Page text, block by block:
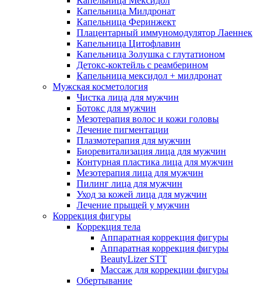
Капельница Милдронат
Капельница Феринжект
Плацентарный иммуномодулятор Лаеннек
Капельница Цитофлавин
Капельница Золушка с глутатионом
Детокс-коктейль с реамберином
Капельница мексидол + милдронат
Мужская косметология
Чистка лица для мужчин
Ботокс для мужчин
Мезотерапия волос и кожи головы
Лечение пигментации
Плазмотерапия для мужчин
Биоревитализация лица для мужчин
Контурная пластика лица для мужчин
Мезотерапия лица для мужчин
Пилинг лица для мужчин
Уход за кожей лица для мужчин
Лечение прыщей у мужчин
Коррекция фигуры
Коррекция тела
Аппаратная коррекция фигуры
Аппаратная коррекция фигуры
BeautyLizer STT
Массаж для коррекции фигуры
Обертывание